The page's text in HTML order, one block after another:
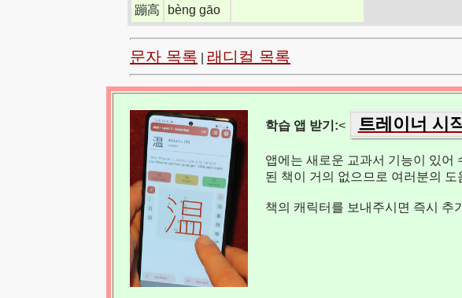
蹦高
bèng gāo
문자 목록 래디컬 목록
학습 앱 받기:< 트레이너 시
앱에는 새로운 교과서 기능이 있어
된 책이 거의 없으므로 여러분의 도
책의 캐릭터를 보내주시면 즉시 추